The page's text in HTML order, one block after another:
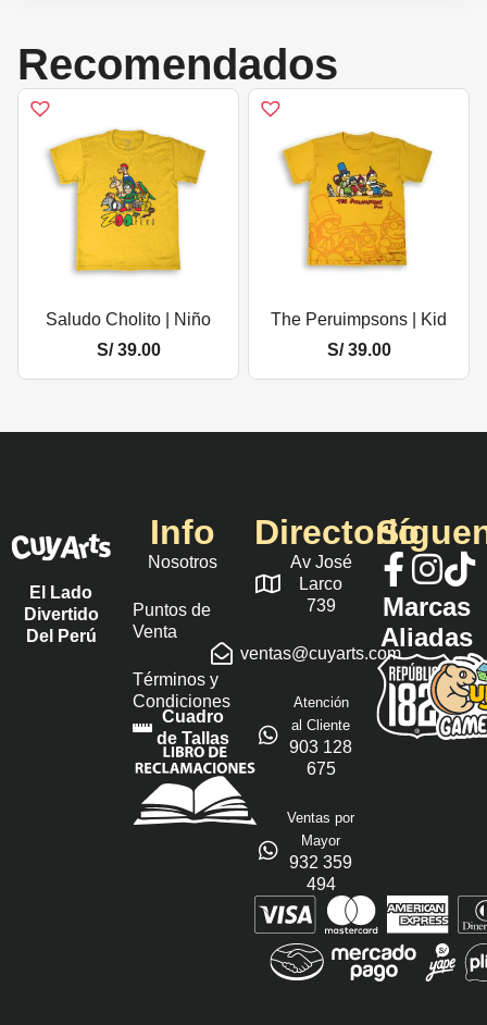
Recomendados
Saludo Cholito | Niño
S/39.00
The Peruimpsons | Kid
S/39.00
El Lado
Divertido
Del Perú
Info
Nosotros
Puntos de
Venta
Términos y
Condiciones
Cuadro
de Tallas
Directorio
Av José
Larco
739
ventas@cuyarts.com
Atención
al Cliente
903 128
675
Ventas por
Mayor
932 359
494
Marcas
Aliadas